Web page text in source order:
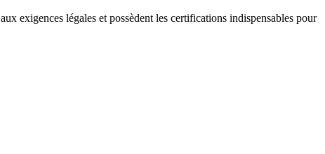
exigences légales et possèdent les certifications indispensables pour